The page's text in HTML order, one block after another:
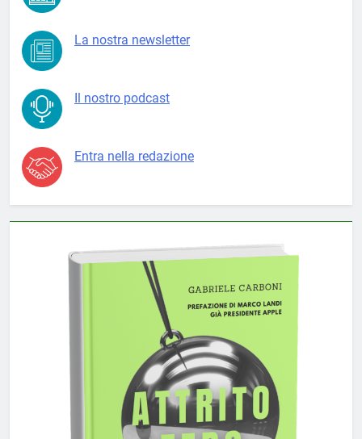
La nostra newsletter
Il nostro podcast
Entra nella redazione